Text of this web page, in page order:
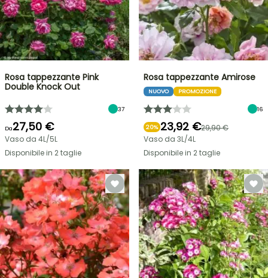
Rosa tappezzante Pink
Double Knock Out
37
Da27,50 €
Vaso da 4L/5L
Disponibile in 2 taglie
Rosa tappezzante Amirose
NUOVO PROMOZIONE
16
20% 23,92 €29,90 €
Vaso da 3L/4L
Disponibile in 2 taglie